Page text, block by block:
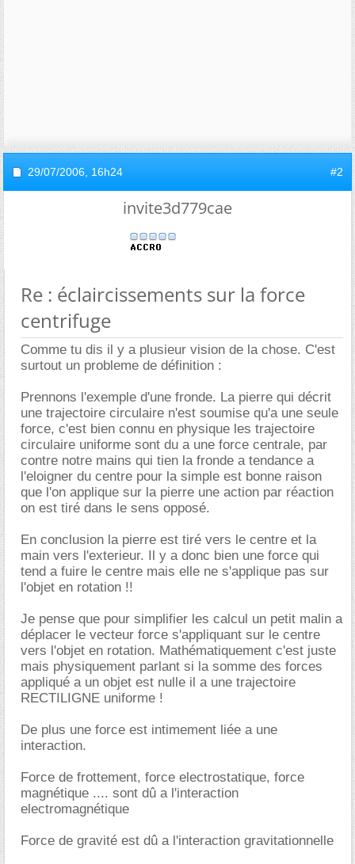
29/07/2006, 16h24 #2
invite3d779cae
Re : éclaircissements sur la force
centrifuge
Comme tu dis il y a plusieur vision de la chose. C'est
surtout un probleme de définition :
Prennons l'exemple d'une fronde. La pierre qui décrit
une trajectoire circulaire n'est soumise qu'a une seule
force, c'est bien connu en physique les trajectoire
circulaire uniforme sont du a une force centrale, par
contre notre mains qui tien la fronde a tendance a
l'eloigner du centre pour la simple est bonne raison
que l'on applique sur la pierre une action par réaction
on est tiré dans le sens opposé.
En conclusion la pierre est tiré vers le centre et la
main vers l'exterieur. Il y a donc bien une force qui
tend a fuire le centre mais elle ne s'applique pas sur
l'objet en rotation !!
Je pense que pour simplifier les calcul un petit malin a
déplacer le vecteur force s'appliquant sur le centre
vers l'objet en rotation. Mathématiquement c'est juste
mais physiquement parlant si la somme des forces
appliqué a un objet est nulle il a une trajectoire
RECTILIGNE uniforme !
De plus une force est intimement liée a une
interaction.
Force de frottement, force electrostatique, force
magnétique .... sont dû a l'interaction
electromagnétique
Force de gravité est dû a l'interaction gravitationnelle